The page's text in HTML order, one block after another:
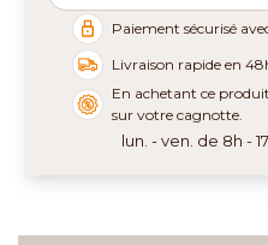
Paiement sécurisé
Livraison rapide en
En achetant ce
sur votre cagnotte.
lun. - ven. de 8h -